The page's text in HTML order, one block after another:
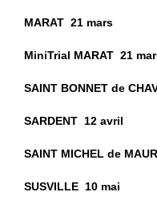
MARAT 21 mars
MiniTrial MARAT 21
SAINT BONNET de
SARDENT 12 avril
SAINT MICHEL de
SUSVILLE 10 mai